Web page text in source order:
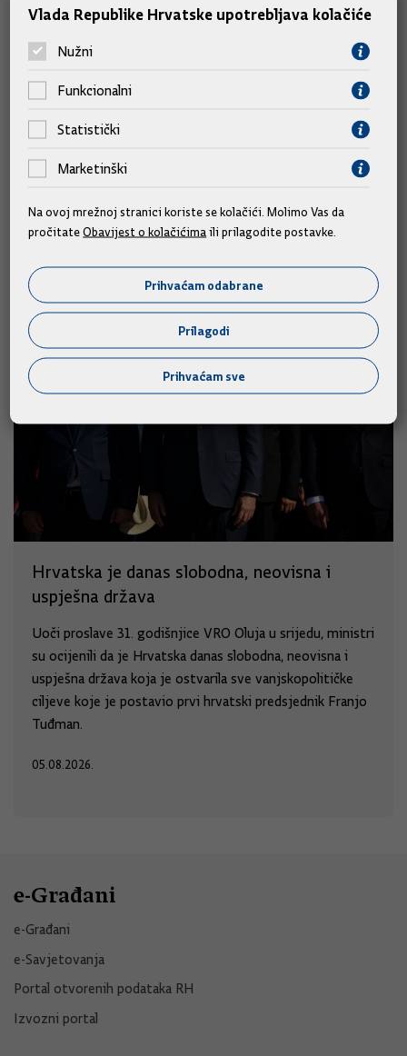
županom Goranom Paukom, gradonačelnicom Knina Josipom
kninskog područja.
Sutra će pak posjetiti tvornicu vijaka DIV u Kninu, kninsko
Veleučilište, Prihvatni centar u Strmici, te naselja Golubić,
Slične vijesti
Hrvatska je danas slobodna, neovisna i
uspješna država
Uoči proslave 31. godišnjice VRO Oluja u srijedu, ministri
su ocijenili da je Hrvatska danas slobodna, neovisna i
uspješna država koja je ostvarila sve vanjskopolitičke
ciljeve koje je postavio prvi hrvatski predsjednik Franjo
Tuđman.
05.08.2026.
e-Građani
e-Građani
e-Savjetovanja
Portal otvorenih podataka RH
Izvozni portal
Vlada Republike Hrvatske upotrebljava kolačiće
Nužni
Funkcionalni
Statistički
Marketinški
Na ovoj mrežnoj stranici koriste se kolačići. Molimo Vas da
pročitateObavijest o kolačićima ili prilagodite postavke.
Prihvaćam odabrane
Prilagodi
Prihvaćam sve